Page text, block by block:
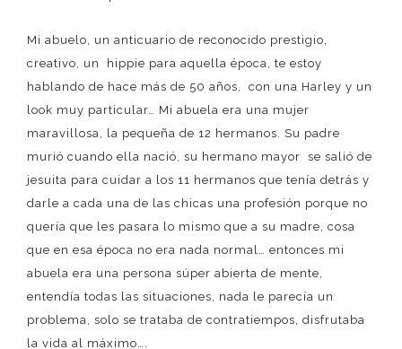
Mi abuelo, un anticuario de reconocido prestigio,
creativo, un hippie para aquella época, te estoy
hablando de hace más de 50 años, con una Harley y un
look muy particular… Mi abuela era una mujer
maravillosa, la pequeña de 12 hermanos. Su padre
murió cuando ella nació, su hermano mayor se salió de
jesuita para cuidar a los 11 hermanos que tenía detrás y
darle a cada una de las chicas una profesión porque no
quería que les pasara lo mismo que a su madre, cosa
que en esa época no era nada normal… entonces mi
abuela era una persona súper abierta de mente,
entendía todas las situaciones, nada le parecía un
problema, solo se trataba de contratiempos, disfrutaba
la vida al máximo….